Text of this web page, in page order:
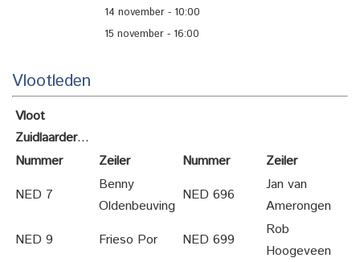
14 november - 10:00
15 november - 16:00
Vlootleden
Vloot
Zuidlaardermeer
Nummer
Zeiler Nummer
Zeiler
NED 7
Benny
Oldenbeuving
NED 696
Jan van
Amerongen
NED 9
Frieso Por NED 699
Rob
Hoogeveen